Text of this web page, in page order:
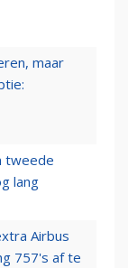
maar
tweede
lang
Airbus
757's af te